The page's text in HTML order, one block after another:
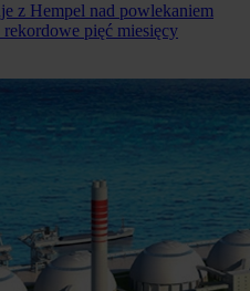
z Hempel nad powlekaniem
pięć miesięcy